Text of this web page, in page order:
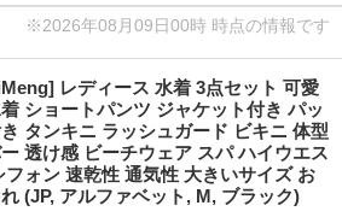
※2026年08月09日00時 時点の情報です
レディース 水着 3点セット 可愛
ショートパンツ ジャケット付き パッ
き タンキニ ラッシュガード ビキニ 体型
透け感 ビーチウェア スパ ハイウエス
フォン 速乾性 通気性 大きいサイズ お
れ (JP, アルファベット, M, ブラック)